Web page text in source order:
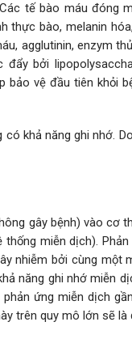
tế bào máu đóng
thực bào, melanin
agglutinin, enzym
bởi
bảo vệ đầu tiên khỏi
khả năng ghi nhớ.
gây bệnh) vào cơ
miễn dịch).
nhiễm bởi cùng một
năng ghi nhớ miễn
ứng miễn dịch
trên quy mô lớn sẽ là